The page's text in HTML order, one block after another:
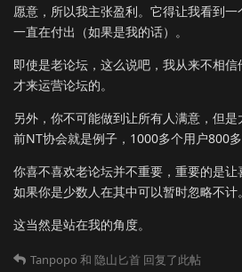
愿意，所以我主张盈利。它得让我看到
一直在付出（如果是我的话）。
即使是老论坛，这么说吧，我从来不相
才来运营论坛的。
另外，你不可能做到让所有人满意，但是
前NT协会就是例子，1000多个用户800多
你喜不喜欢老论坛并不重要，重要的是让
如果你是少数人在其中可以暂时忽略不计。
这当然是站在我的角度。
Tanpopo 和 隐山匕首 回复了此帖